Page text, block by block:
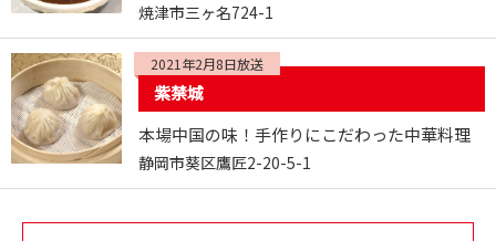
焼津市三ヶ名724-1
2021年2月8日放送
紫禁城
本場中国の味！手作りにこだわった中華料理
静岡市葵区鷹匠2-20-5-1